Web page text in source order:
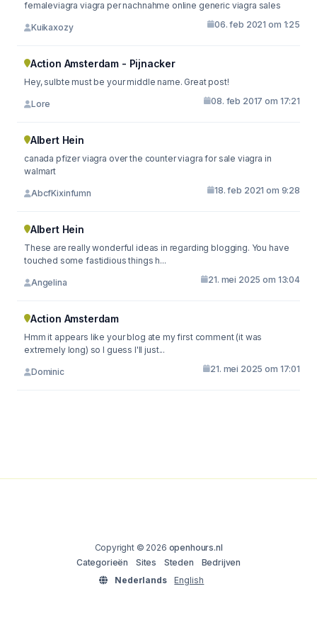
femaleviagra viagra per nachnahme online generic viagra sales
Kuikaxozy 06. feb 2021 om 1:25
Action Amsterdam - Pijnacker
Hey, sulbte must be your middle name. Great post!
Lore 08. feb 2017 om 17:21
Albert Hein
canada pfizer viagra over the counter viagra for sale viagra in
walmart
AbcfKixinfumn 18. feb 2021 om 9:28
Albert Hein
These are really wonderful ideas in regarding blogging. You have
touched some fastidious things h...
Angelina 21. mei 2025 om 13:04
Action Amsterdam
Hmm it appears like your blog ate my first comment (it was
extremely long) so I guess I'll just...
Dominic 21. mei 2025 om 17:01
Copyright © 2026 openhours.nl
Categorieën
Sites Steden
Bedrijven
Nederlands
English